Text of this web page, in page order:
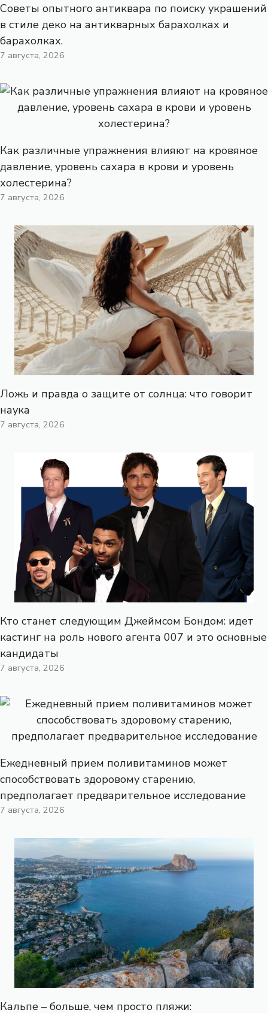
Советы опытного антиквара по поиску украшений
в стиле деко на антикварных барахолках и
барахолках.
7 августа, 2026
Как различные упражнения влияют на кровяное
давление, уровень сахара в крови и уровень
холестерина?
7 августа, 2026
Ложь и правда о защите от солнца: что говорит
наука
7 августа, 2026
Кто станет следующим Джеймсом Бондом: идет
кастинг на роль нового агента 007 и это основные
кандидаты
7 августа, 2026
Ежедневный прием поливитаминов может
способствовать здоровому старению,
предполагает предварительное исследование
7 августа, 2026
Кальпе – больше, чем просто пляжи: